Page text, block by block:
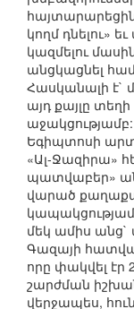
հայտարարեցին
կողմ դնելու»
կազմելու
անցկացնել
Հասկանալի է`
այդ քայլը
Եգիպտոսի
«Ալ-Ջազիրա»
պատվաբեր»
վարած
մեկ ամիս անց`
Գազայի
որը փակվել էր
շարժման
վերջապես,